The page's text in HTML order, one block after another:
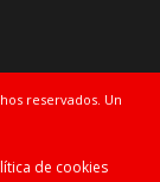
reservados. Un
de cookies